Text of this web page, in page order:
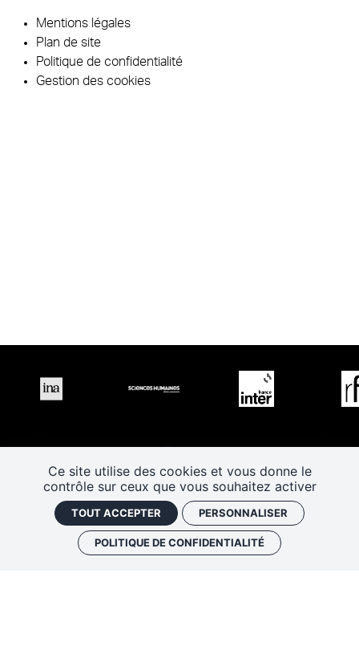
Ce site utilise des cookies et vous donne le
contrôle sur ceux que vous souhaitez activer
TOUT ACCEPTER PERSONNALISER
POLITIQUE DE CONFIDENTIALITÉ
Mentions légales
Plan de site
Politique de confidentialité
Gestion des cookies